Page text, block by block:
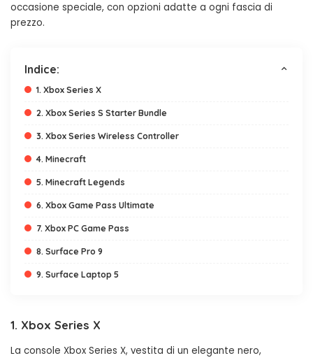
occasione speciale, con opzioni adatte a ogni fascia di
prezzo.
Indice:
1. Xbox Series X
2. Xbox Series S Starter Bundle
3. Xbox Series Wireless Controller
4. Minecraft
5. Minecraft Legends
6. Xbox Game Pass Ultimate
7. Xbox PC Game Pass
8. Surface Pro 9
9. Surface Laptop 5
1. Xbox Series X
La console Xbox Series X, vestita di un elegante nero,